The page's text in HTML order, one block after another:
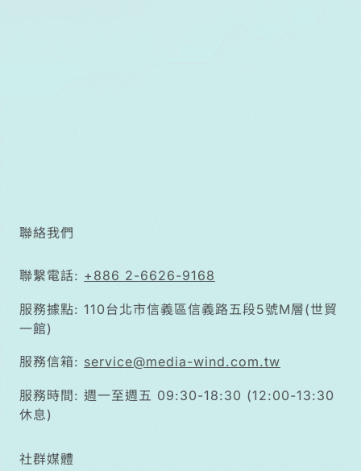
聯絡我們
聯繫電話: +886 2-6626-9168
服務據點: 110台北市信義區信義路五段5號M層(世貿
一館)
服務信箱: service@media-wind.com.tw
服務時間: 週一至週五 09:30-18:30 (12:00-13:30
休息)
社群媒體